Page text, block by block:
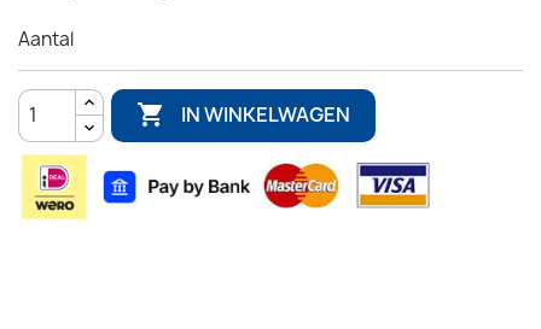
Aantal
 IN WINKELWAGEN